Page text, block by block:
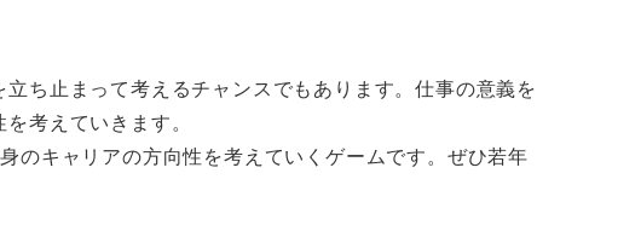
ち止まって考えるチャンスでもあります。仕事の意義を
考えていきます。
キャリアの方向性を考えていくゲームです。ぜひ若年